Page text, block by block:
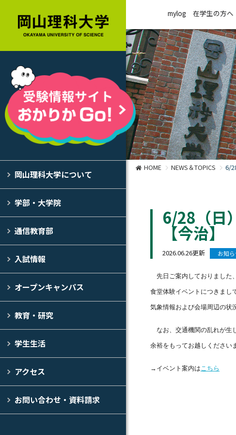
岡山理科大学について
学部・大学院
通信教育部
入試情報
オープンキャンパス
教育・研究
学生生活
アクセス
お問い合わせ・資料請求
mylog 在学生の方へ
HOME NEWS＆TOPICS 6/
6/28（日
【今治】
2026.06.26更新 お知
先日ご案内しておりました
食堂体験イベントにつきまし
気象情報および会場周辺の状
なお、交通機関の乱れが生
余裕をもってお越しください
→イベント案内はこちら